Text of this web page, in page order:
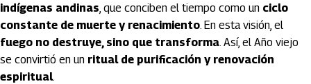
indígenas andinas, que conciben el tiempo como un ciclo
constante de muerte y renacimiento. En esta visión, el
fuego no destruye, sino que transforma. Así, el Año viejo
se convirtió en un ritual de purificación y renovación
espiritual.